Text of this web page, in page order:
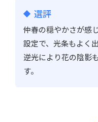
選評
仲春の穏やかさが感
設定で、光条もよく
逆光により花の陰影
す。